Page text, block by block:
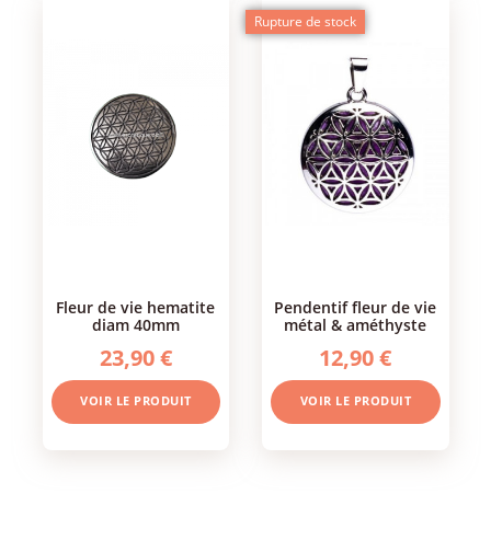
fleur de vie hematite
diam 40mm
23,90 €
VOIR LE PRODUIT
pendentif fleur de vie
métal & améthyste
12,90 €
VOIR LE PRODUIT
Rupture de stock